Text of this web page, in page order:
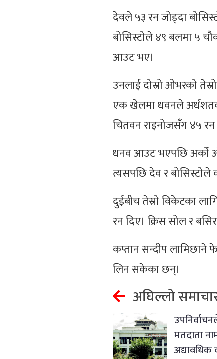
देवले ५३ रन जोड्दा
बोसिस्टोले ४९ बलमा ५
आउट भए।
उनलाई दोस्रो ओभरको
एक खेलमा धवनले अर्धशतक
चितवन राइनोजसँग ४५
धनव आउट भएपछि अर्को
त्यसपछि देव र बोसिस्टोले
दुईबीच तेस्रो विकेटका
रन दिए। क्रिस सोल र
कप्तान सन्दीप लामिछाने
लिन सकेका छन्।
अघिल्लो
मतदाता
अद्यावधिक